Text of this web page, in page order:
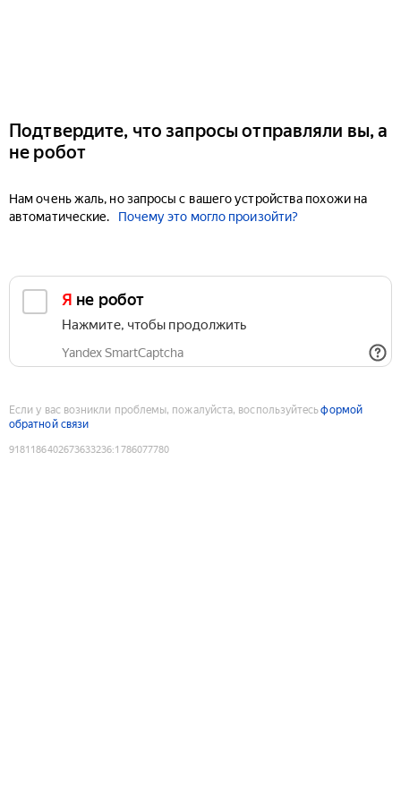
Подтвердите, что запросы отправляли вы, а
не робот
Нам очень жаль, но запросы с вашего устройства похожи на
автоматические.
Почему это могло произойти?
Я не робот
Нажмите, чтобы продолжить
Yandex SmartCaptcha
Если у вас возникли проблемы, пожалуйста, воспользуйтесьформой
обратной связи
9181186402673633236:1786077780